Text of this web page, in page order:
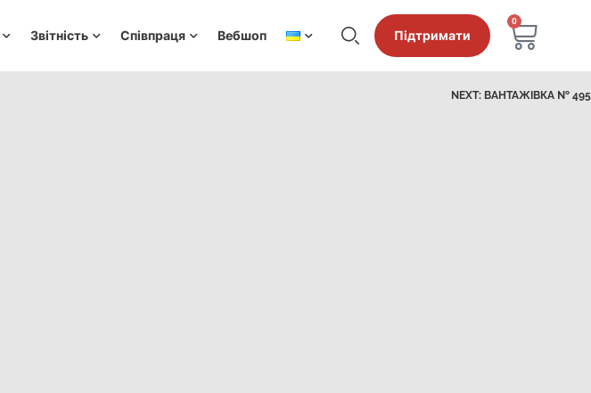
Звітність Співпраця Вебшоп Підтримати
0
NEXT: ВАНТАЖІВКА № 495